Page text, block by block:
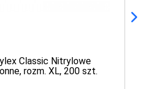
Classic Nitrylowe
rozm. XL, 200 szt.